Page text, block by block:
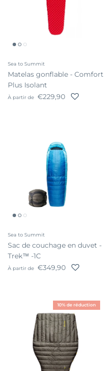
Sea to Summit
Matelas gonflable - Comfort
Plus Isolant
Prix habituel
À partir de €229,90
Sea to Summit
Sac de couchage en duvet -
Trek™ -1C
Prix habituel
À partir de €349,90
10% de réduction